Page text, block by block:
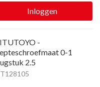
Inloggen
-
0-1
2.5